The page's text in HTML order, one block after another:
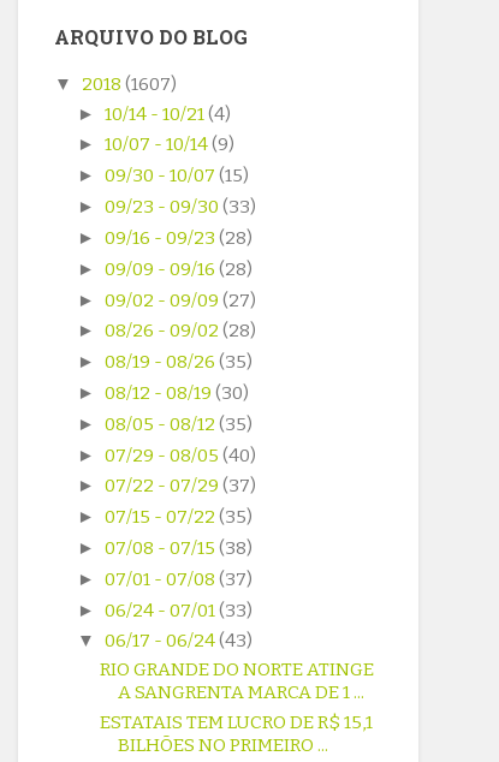
ARQUIVO DO BLOG
▼ 2018(1607)
► 10/14 - 10/21(4)
► 10/07 - 10/14(9)
► 09/30 - 10/07 (15)
► 09/23 - 09/30 (33)
► 09/16 - 09/23 (28)
► 09/09 - 09/16 (28)
► 09/02 - 09/09 (27)
► 08/26 - 09/02 (28)
► 08/19 - 08/26 (35)
► 08/12 - 08/19 (30)
► 08/05 - 08/12 (35)
► 07/29 - 08/05 (40)
► 07/22 - 07/29 (37)
► 07/15 - 07/22 (35)
► 07/08 - 07/15 (38)
► 07/01 - 07/08 (37)
► 06/24 - 07/01(33)
▼ 06/17 - 06/24(43)
RIO GRANDE DO NORTE ATINGE
A SANGRENTA MARCA DE 1 ...
ESTATAIS TEM LUCRO DE R$ 15,1
BILHÕES NO PRIMEIRO ...